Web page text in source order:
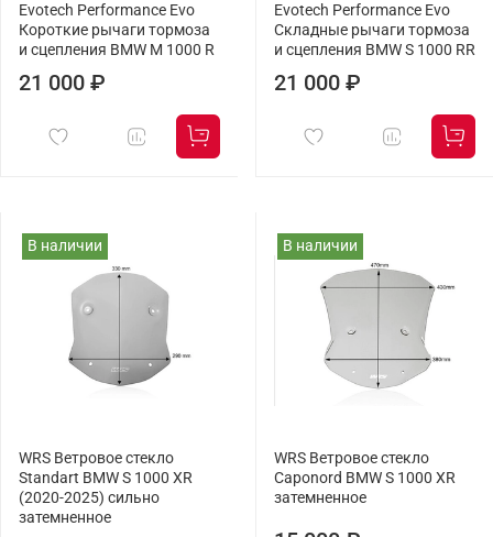
Evotech Performance Evo
Короткие рычаги тормоза
и сцепления BMW M 1000 R
21 000 ₽
Evotech Performance Evo
Складные рычаги тормоза
и сцепления BMW S 1000 RR
21 000 ₽
В наличии
WRS Ветровое стекло
Standart BMW S 1000 XR
(2020-2025) сильно
затемненное
В наличии
WRS Ветровое стекло
Caponord BMW S 1000 XR
затемненное